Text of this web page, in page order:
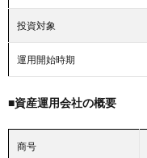
投資対象
運用開始時期
■資産運用会社の概要
商号